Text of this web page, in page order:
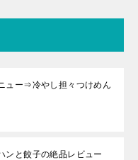
ュー⇒冷やし担々つけめん
ンと餃子の絶品レビュー